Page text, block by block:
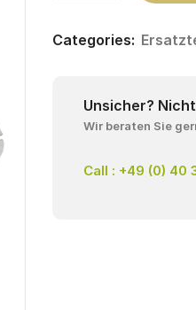
Categories:
Unsicher?
Wir beraten Sie
Call : +49 (0) 40